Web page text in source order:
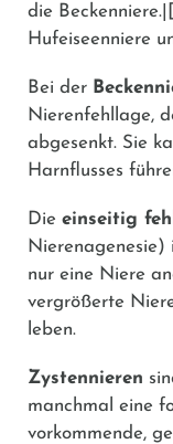
die
Hufeiseenniere
Bei der
Nierenfehllage,
abgesenkt. Sie
Harnflusses
Die einseitig
Nierenagenesie)
nur eine Niere
vergrößerte
leben.
Zystennieren
manchmal eine
vorkommende,